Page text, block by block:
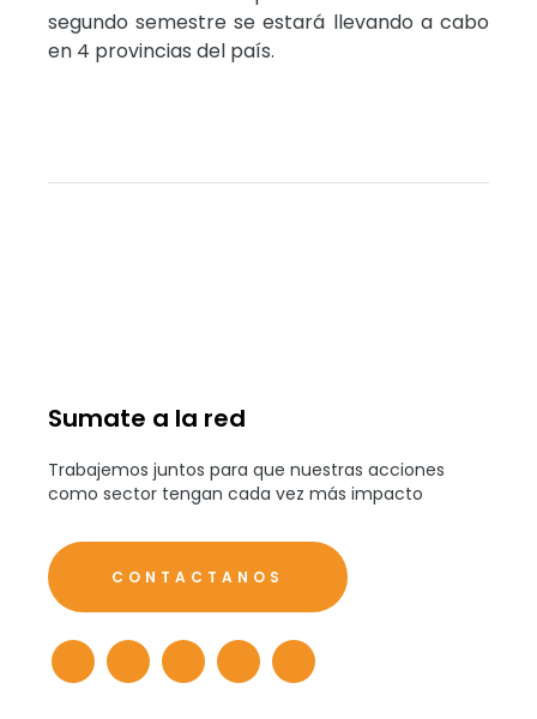
segundo semestre se estará llevando a cabo
en 4 provincias del país.
Sumate a la red
Trabajemos juntos para que nuestras acciones
como sector tengan cada vez más impacto
CONTACTANOS